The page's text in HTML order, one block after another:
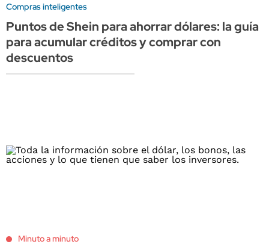
Compras inteligentes
Puntos de Shein para ahorrar dólares: la guía
para acumular créditos y comprar con
descuentos
Minuto a minuto